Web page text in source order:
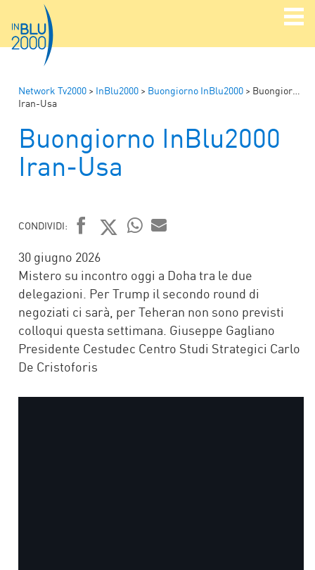
Network Tv2000 > InBlu2000 > Buongiorno InBlu2000 > Buongiorno InBlu2000
Iran-Usa
Buongiorno InBlu2000
Iran-Usa
CONDIVIDI:
FACEBOOK
TWITTER
30 giugno 2026
Mistero su incontro oggi a Doha tra le due
delegazioni. Per Trump il secondo round di
negoziati ci sarà, per Teheran non sono previsti
colloqui questa settimana. Giuseppe Gagliano
Presidente Cestudec Centro Studi Strategici Carlo
De Cristoforis